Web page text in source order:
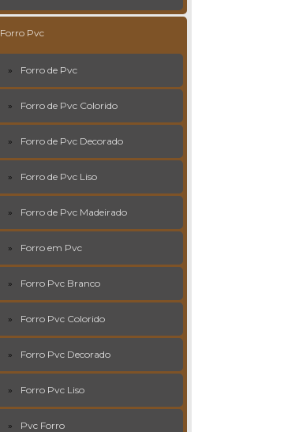
Forro Pvc
Forro de Pvc
Forro de Pvc Colorido
Forro de Pvc Decorado
Forro de Pvc Liso
Forro de Pvc Madeirado
Forro em Pvc
Forro Pvc Branco
Forro Pvc Colorido
Forro Pvc Decorado
Forro Pvc Liso
Pvc Forro